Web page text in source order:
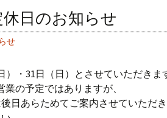
日のお知らせ
せ
・31日（日）とさせていただきま
の予定ではありますが、
日あらためてご案内させていただき